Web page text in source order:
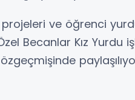
projeleri ve öğrenci
Becanlar Kız Yurdu